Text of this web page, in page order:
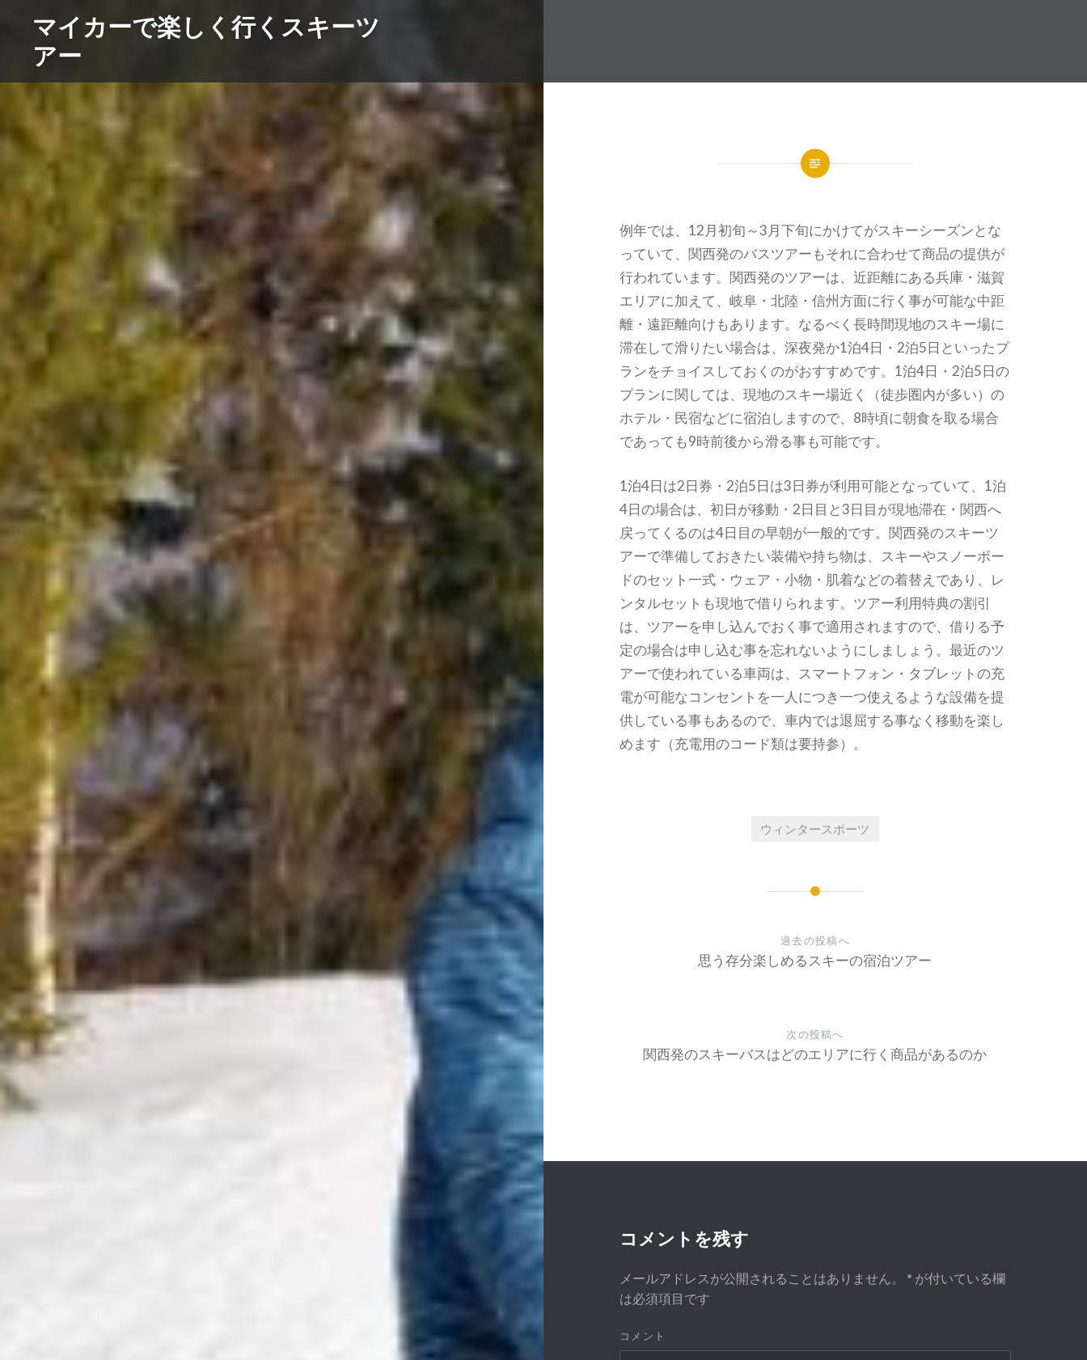
ス
マイカーで楽しく行くスキーツ
アー
例年では、12月初旬～3月下旬にかけてがスキーシーズンとな
っていて、関西発のバスツアーもそれに合わせて商品の提供が
行われています。関西発のツアーは、近距離にある兵庫・滋賀
エリアに加えて、岐阜・北陸・信州方面に行く事が可能な中距
離・遠距離向けもあります。なるべく長時間現地のスキー場に
滞在して滑りたい場合は、深夜発か1泊4日・2泊5日といったプ
ランをチョイスしておくのがおすすめです。1泊4日・2泊5日の
プランに関しては、現地のスキー場近く（徒歩圏内が多い）の
ホテル・民宿などに宿泊しますので、8時頃に朝食を取る場合
であっても9時前後から滑る事も可能です。
1泊4日は2日券・2泊5日は3日券が利用可能となっていて、1泊
4日の場合は、初日が移動・2日目と3日目が現地滞在・関西へ
戻ってくるのは4日目の早朝が一般的です。関西発のスキーツ
アーで準備しておきたい装備や持ち物は、スキーやスノーボー
ドのセット一式・ウェア・小物・肌着などの着替えであり、レ
ンタルセットも現地で借りられます。ツアー利用特典の割引
は、ツアーを申し込んでおく事で適用されますので、借りる予
定の場合は申し込む事を忘れないようにしましょう。最近のツ
アーで使われている車両は、スマートフォン・タブレットの充
電が可能なコンセントを一人につき一つ使えるような設備を提
供している事もあるので、車内では退屈する事なく移動を楽し
めます（充電用のコード類は要持参）。
ウィンタースポーツ
過去の投稿へ
思う存分楽しめるスキーの宿泊ツアー
次の投稿へ
関西発のスキーバスはどのエリアに行く商品があるのか
コメントを残す
メールアドレスが公開されることはありません。 * が付いている欄
は必須項目です
コメント